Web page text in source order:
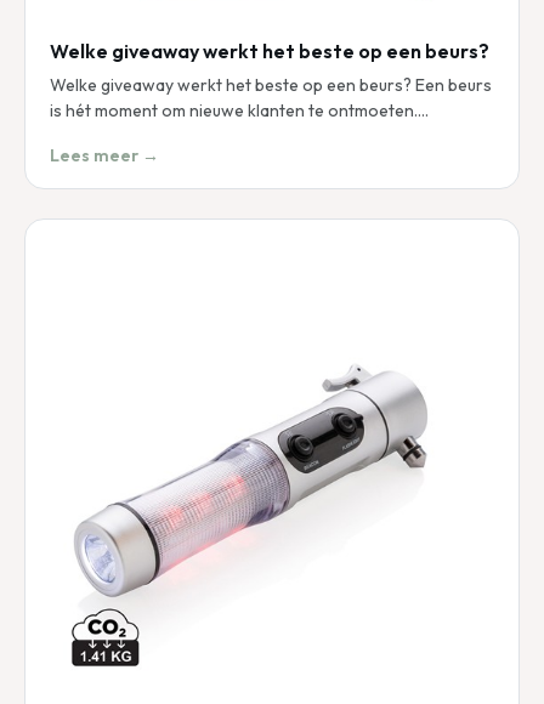
Welke giveaway werkt het beste op een beurs?
Welke giveaway werkt het beste op een beurs? Een beurs
is hét moment om nieuwe klanten te ontmoeten.…
Lees meer →